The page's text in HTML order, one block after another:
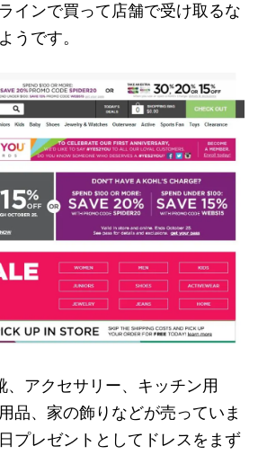
インで買って店舗で受け取るな
うです。
、アクセサリー、キッチン用
品、家の飾りなどが売っていま
プレゼントとしてドレスをまず